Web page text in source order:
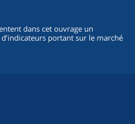
dans cet ouvrage un
portant sur le marché